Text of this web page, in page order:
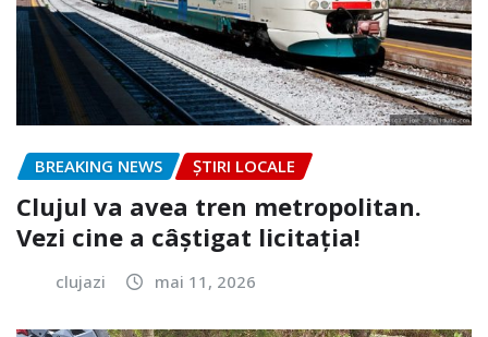
BREAKING NEWS ȘTIRI LOCALE
Clujul va avea tren metropolitan.
Vezi cine a câștigat licitația!
clujazi mai 11, 2026